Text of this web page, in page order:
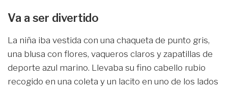
Va a ser divertido
La niña iba vestida con una chaqueta de punto gris,
una blusa con flores, vaqueros claros y zapatillas de
deporte azul marino. Llevaba su fino cabello rubio
recogido en una coleta y un lacito en uno de los lados